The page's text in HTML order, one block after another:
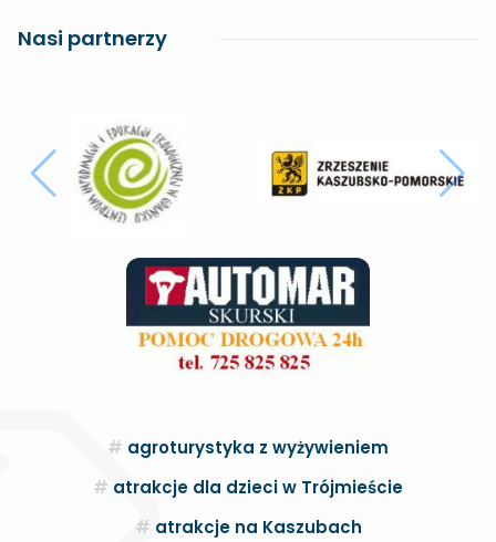
Nasi partnerzy
agroturystyka z wyżywieniem
atrakcje dla dzieci w Trójmieście
atrakcje na Kaszubach